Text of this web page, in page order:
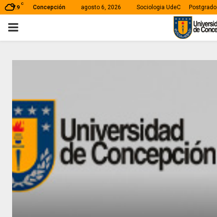
7.9
C
Concepción agosto 6, 2026 Sociologia UdeC Postgrado
PRIMARY